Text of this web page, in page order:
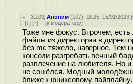
3.109 ,Аноним (107), 18:25, 15/01/2023 [
[↓] [↑] [к модератору]
Тоже мне фокус. Впрочем, есть
файлы из директории в
без mc тяжело, наверное. Тем
консоли разгребать вечный
развлечение на любителя. Но и
не сошёлся. Модный
ближе к юниксовому пайплайну.